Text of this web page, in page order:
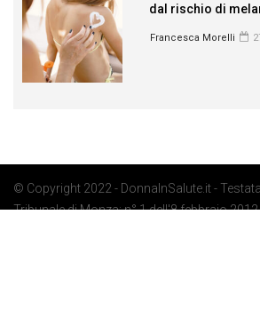
dal rischio di
Francesca Morelli
© Copyright 2022 - DonnaInSalute.it -
Tribunale di Monza: n° 1 dell'8 febbraio